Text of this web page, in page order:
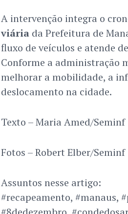
A intervenção integra o
viáriada Prefeitura de
fluxo de veículos e atende
Conforme a administração
melhorar a mobilidade, a
deslocamento na cidade.
Texto – Maria Amed/Seminf
Fotos – Robert Elber/Seminf
Assuntos nesse artigo:
#recapeamento, #manaus,